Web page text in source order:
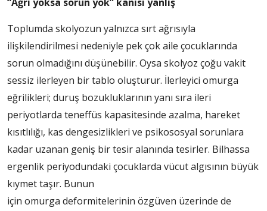
Toplumda skolyozun yalnızca sırt ağrısıyla
ilişkilendirilmesi nedeniyle pek çok aile çocuklarında
sorun olmadığını düşünebilir. Oysa skolyoz çoğu vakit
sessiz ilerleyen bir tablo oluşturur. İlerleyici omurga
eğrilikleri; duruş bozukluklarının yanı sıra ileri
periyotlarda teneffüs kapasitesinde azalma, hareket
kısıtlılığı, kas dengesizlikleri ve psikososyal sorunlara
kadar uzanan geniş bir tesir alanında tesirler. Bilhassa
ergenlik periyodundaki çocuklarda vücut algısının büyük
kıymet taşır. Bunun
için omurga deformitelerinin özgüven üzerinde de